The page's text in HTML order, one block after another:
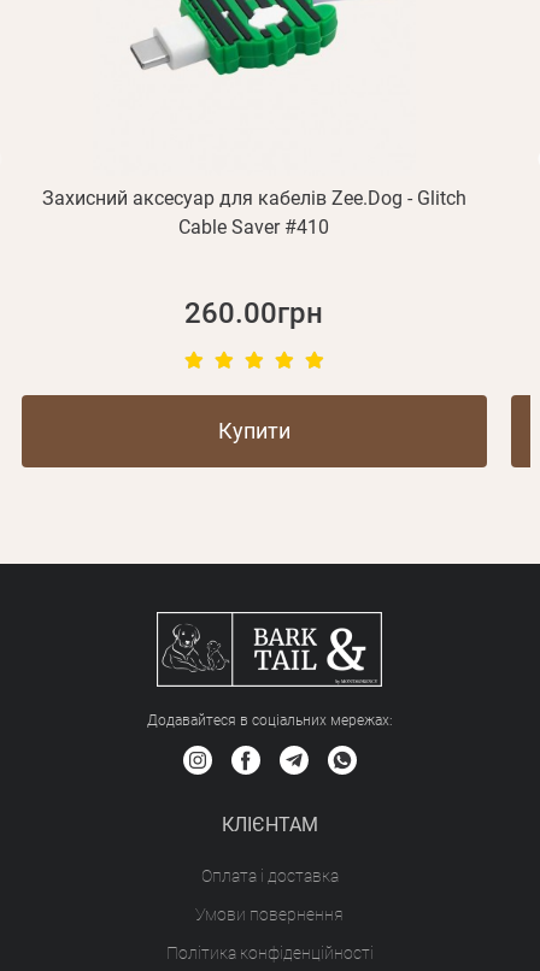
Захисний аксесуар для кабелів Zee.Dog - Glitch
Cable Saver #410
260.00грн
Купити
Додавайтеся в соціальних мережах:
КЛІЄНТАМ
Оплата і доставка
Умови повернення
Політика конфіденційності
Відправити
Реєстрація
Згадали пароль?
Повторити відправку